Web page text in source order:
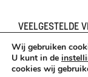
VEELGESTELDE
CONTACT
KLACHTEN
TERUGBETAAL-
Wij gebruiken
U kunt in de
cookies wij